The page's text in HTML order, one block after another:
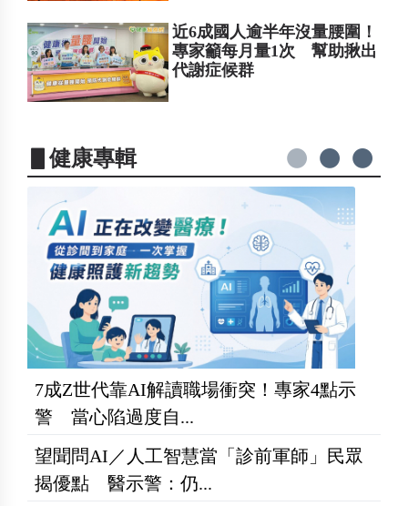
近6成國人逾半年沒量腰圍！
專家籲每月量1次 幫助揪出
代謝症候群
▋健康專輯
7成Z世代靠AI解讀職場衝突！專家4點示
警 當心陷過度自...
望聞問AI／人工智慧當「診前軍師」民眾
揭優點 醫示警：仍...